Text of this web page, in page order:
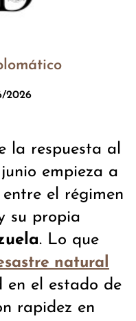
2026
la respuesta al
empieza a
el régimen
su propia
. Lo que
natural
en el estado de
rapidez en